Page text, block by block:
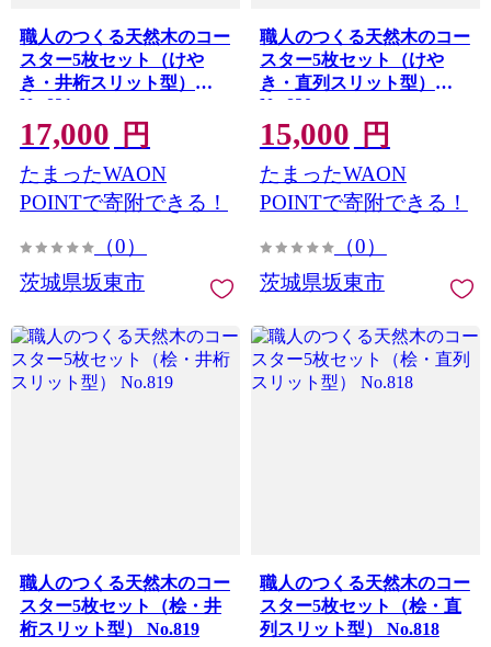
職人のつくる天然木のコー
スター5枚セット（けや
き・井桁スリット型）
No.821
17,000 円
たまったWAON
POINTで寄附できる！
（0）
茨城県坂東市
職人のつくる天然木のコー
スター5枚セット（けや
き・直列スリット型）
No.820
15,000 円
たまったWAON
POINTで寄附できる！
（0）
茨城県坂東市
職人のつくる天然木のコー
スター5枚セット（桧・井
桁スリット型） No.819
職人のつくる天然木のコー
スター5枚セット（桧・直
列スリット型） No.818